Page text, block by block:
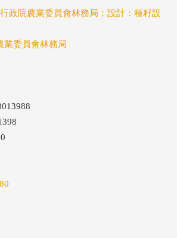
政院農業委員會林務局；設計：種籽設
業委員會林務局